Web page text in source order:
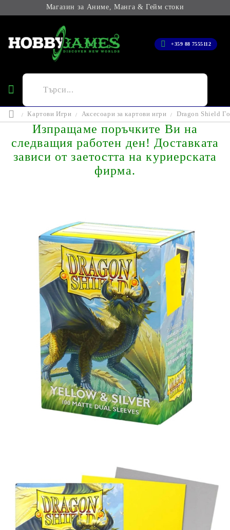
Магазин за Аниме, Манга & Гейм стоки
+359 88 7555112
Картови Игри Аксесоари за картови игри Dragon Shield
Изпращаме поръчките Ви на
следващия работен ден! Доставката
зависи от заетостта на куриерската
фирма.